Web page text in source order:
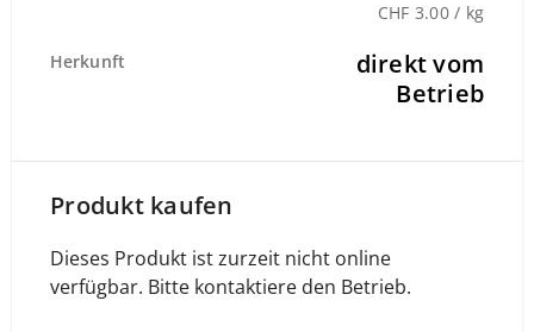
CHF 3.00 / kg
Herkunft
direkt vom
Betrieb
Produkt kaufen
Dieses Produkt ist zurzeit nicht online
verfügbar. Bitte kontaktiere den Betrieb.